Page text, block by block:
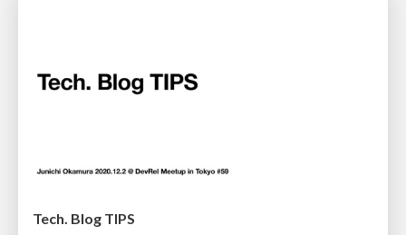
Tech. Blog TIPS